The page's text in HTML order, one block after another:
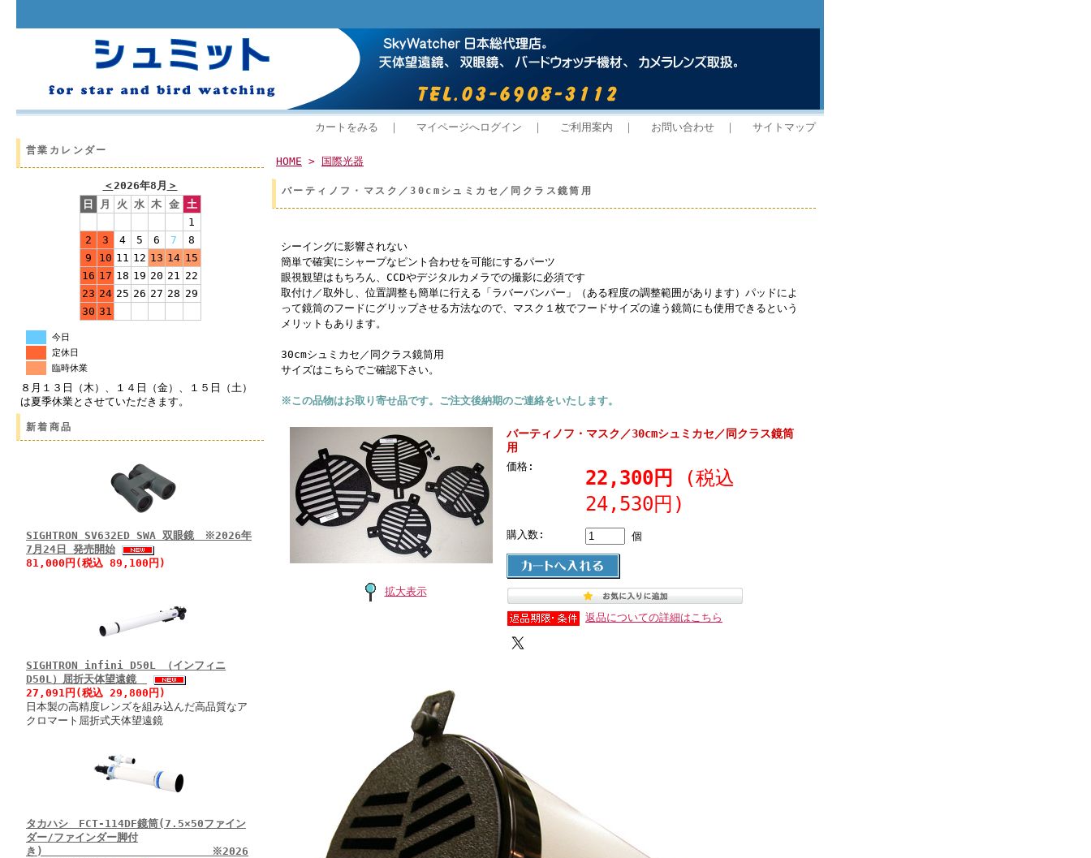
カートをみる ｜ マイページへログイン ｜ ご利用案内 ｜ お問い合わせ ｜ サイトマップ
営業カレンダー
＜2026年8月 ＞
日
月 火 水 木 金
土
1
2
3 4 5 6 7
8
9
10 11 12 13 14 15
16 17 18 19 20 21 22
23 24 25 26 27 28 29
30 31
今日
定休日
臨時休業
８月１３日（木）、１４日（金）、１５日（土）
は夏季休業とさせていただきます。
新着商品
SIGHTRON SV632ED SWA 双眼鏡 ※2026年
7月24日 発売開始
81,000円(税込 89,100円)
SIGHTRON infini D50L （インフィニ
D50L）屈折天体望遠鏡
27,091円(税込 29,800円)
日本製の高精度レンズを組み込んだ高品質なア
クロマート屈折式天体望遠鏡
タカハシ FCT-114DF鏡筒(7.5×50ファイン
ダー/ファインダー脚付
き) ※2026
HOME > 国際光器
バーティノフ・マスク／30cmシュミカセ／同クラス鏡筒用
シーイングに影響されない
簡単で確実にシャープなピント合わせを可能にするパーツ
眼視観望はもちろん、CCDやデジタルカメラでの撮影に必須です
取付け／取外し、位置調整も簡単に行える「ラバーバンパー」（ある程度の調整範囲があります）パッドによ
って鏡筒のフードにグリップさせる方法なので、マスク１枚でフードサイズの違う鏡筒にも使用できるという
メリットもあります。
30cmシュミカセ／同クラス鏡筒用
サイズはこちらでご確認下さい。
※この品物はお取り寄せ品です。ご注文後納期のご連絡をいたします。
拡大表示
バーティノフ・マスク／30cmシュミカセ／同クラス鏡筒
用
価格:
22,300円
(税込
24,530円)
購入数: 個
返品についての詳細はこちら